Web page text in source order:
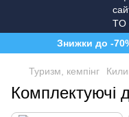
Знижки до -
Туризм, кемпінг
Комплектуючі